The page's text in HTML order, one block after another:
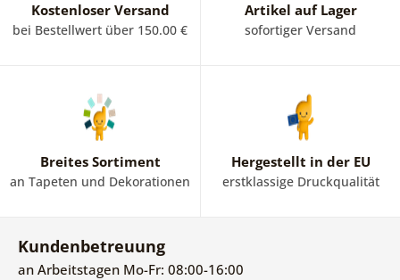
Kostenloser Versand
bei Bestellwert über 150.00 €
Artikel auf Lager
sofortiger Versand
Breites Sortiment
an Tapeten und Dekorationen
Hergestellt in der EU
erstklassige Druckqualität
Kundenbetreuung
an Arbeitstagen Mo-Fr: 08:00-16:00